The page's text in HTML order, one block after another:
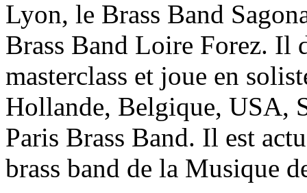
Lyon, le Brass Band
Brass Band Loire Forez. Il
masterclass et joue en
Hollande, Belgique, USA,
Paris Brass Band. Il est
brass band de la Musique